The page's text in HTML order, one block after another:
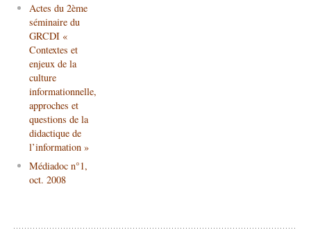
Actes du 2ème
séminaire du
GRCDI «
Contextes et
enjeux de la
culture
informationnelle,
approches et
questions de la
didactique de
l’information »
Médiadoc n°1,
oct. 2008